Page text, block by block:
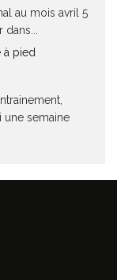
au mois avril 5
à pied
une semaine